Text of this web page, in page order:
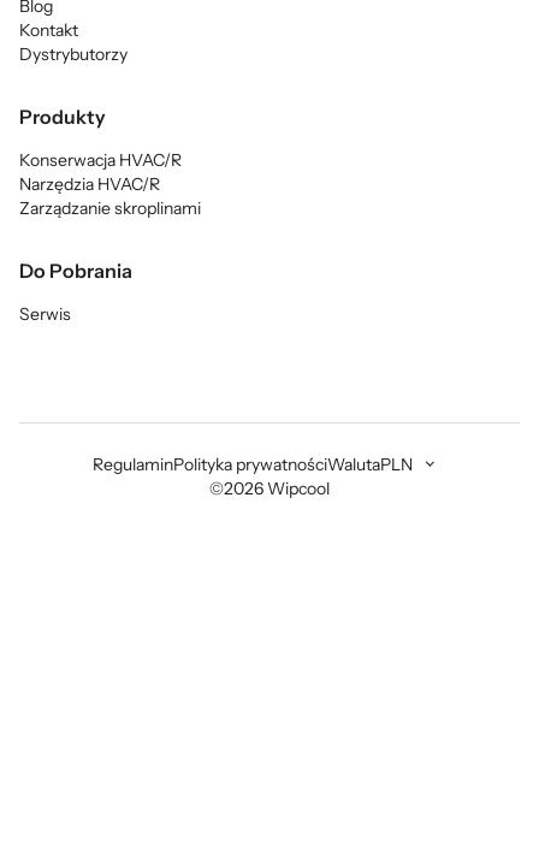
Blog
Kontakt
Dystrybutorzy
Produkty
Konserwacja HVAC/R
Narzędzia HVAC/R
Zarządzanie skroplinami
Do Pobrania
Serwis
©2026 Wipcool
RegulaminPolityka prywatnościWalutaPLN